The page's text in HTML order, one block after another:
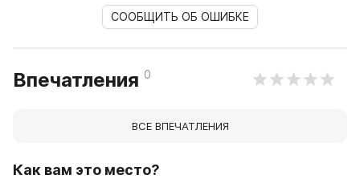
СООБЩИТЬ ОБ ОШИБКЕ
Впечатления 0
ВСЕ ВПЕЧАТЛЕНИЯ
Как вам это место?